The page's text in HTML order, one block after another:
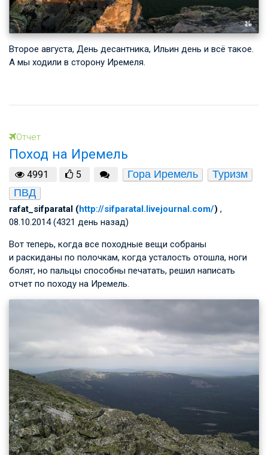
Второе августа, День десантника, Ильин день и всё такое.
А мы ходили в сторону Иремеля.
Отчет
Поход на Иремель
4991 5 Гора Иремель
Туризм
ПВД
rafat_sifparatal (http://sifparatal.livejournal.com/) ,
08.10.2014 (4321 день назад)
Вот теперь, когда все походные вещи собраны
и раскиданы по полочкам, когда усталость отошла, ноги
болят, но пальцы способны печатать, решил написать
отчет по походу на Иремель.